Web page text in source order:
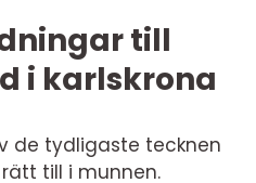
till
i karlskrona
de tydligaste tecknen
till i munnen.